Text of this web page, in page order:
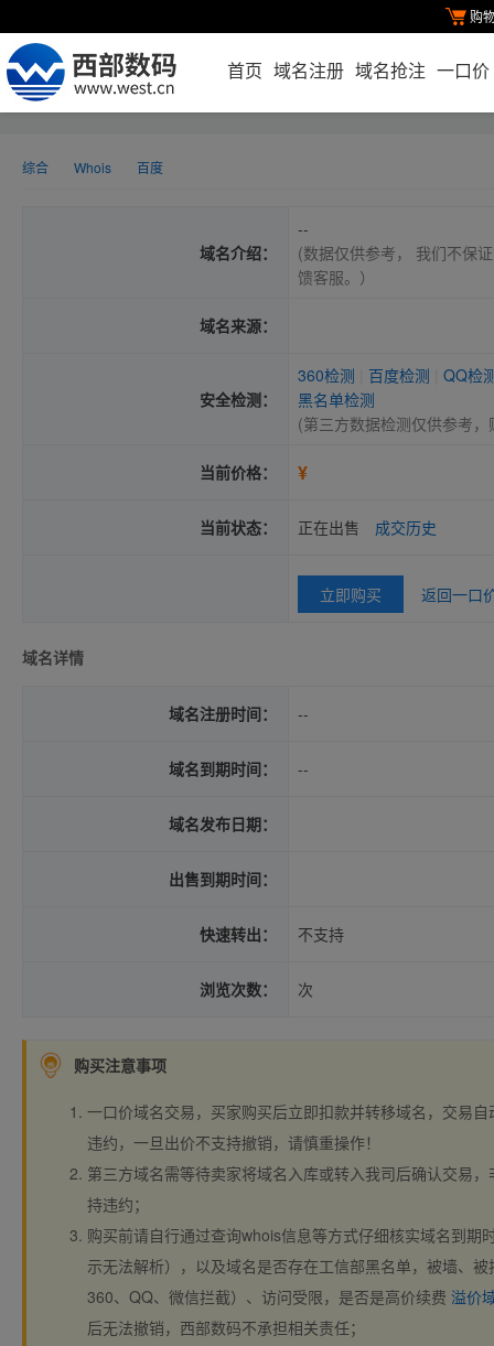
购
首页 域名注册 域名抢注 一口价
综合 Whois 百度
域名介绍：
--
(数据仅供参考， 我们不保
馈客服。）
域名来源：
安全检测：
360检测 百度检测
QQ检
黑名单检测
(第三方数据检测仅供参考
当前价格： ¥
当前状态： 正在出售 成交历史
立即购买 返回一口
域名详情
域名注册时间： --
域名到期时间： --
域名发布日期：
出售到期时间：
快速转出： 不支持
浏览次数： 次
购买注意事项
一口价域名交易，买家购买后立即扣款并转移域名，交易
违约，一旦出价不支持撤销，请慎重操作！
第三方域名需等待卖家将域名入库或转入我司后确认交易
持违约；
购买前请自行通过查询whois信息等方式仔细核实域名到期
示无法解析），以及域名是否存在工信部黑名单，被墙、
360、QQ、微信拦截）、访问受限，是否是高价续费 溢价
后无法撤销，西部数码不承担相关责任；